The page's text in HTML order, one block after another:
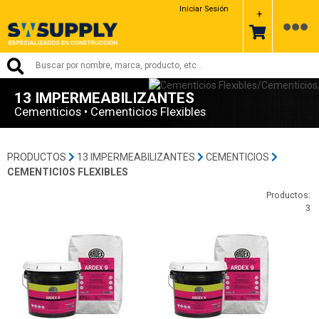
Iniciar Sesión +
13 IMPERMEABILIZANTES
Cementicios • Cementicios Flexibles
PRODUCTOS 13 IMPERMEABILIZANTES
CEMENTICIOS
CEMENTICIOS FLEXIBLES
Productos:
3